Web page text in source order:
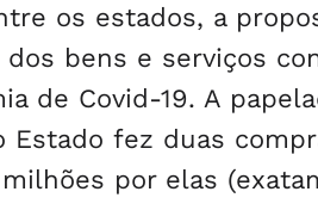
os estados, a
bens e serviços
de Covid-19. A
fez duas
por elas